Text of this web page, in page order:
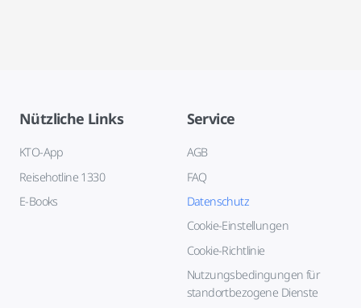
Nützliche Links
KTO-App
Reisehotline 1330
E-Books
Service
AGB
FAQ
Datenschutz
Cookie-Einstellungen
Cookie-Richtlinie
Nutzungsbedingungen für
standortbezogene Dienste